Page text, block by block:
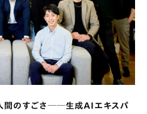
間のすごさ──生成AIエキスパ